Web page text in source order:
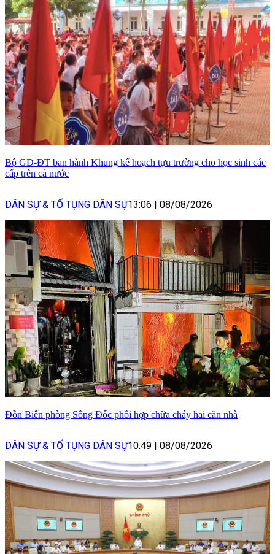
Bộ GD-ĐT ban hành Khung kế hoạch tựu trường cho học sinh các
cấp trên cả nước
DÂN SỰ & TỐ TỤNG DÂN SỰ13:06 08/08/2026
Đồn Biên phòng Sông Đốc phối hợp chữa cháy hai căn nhà
DÂN SỰ & TỐ TỤNG DÂN SỰ10:49 08/08/2026